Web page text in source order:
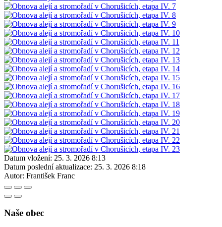
Datum vložení: 25. 3. 2026 8:13
Datum poslední aktualizace: 25. 3. 2026 8:18
Autor: František Franc
Naše obec